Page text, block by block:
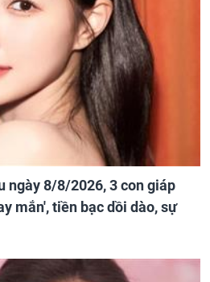
ngày 8/8/2026, 3 con giáp
mắn', tiền bạc dồi dào, sự